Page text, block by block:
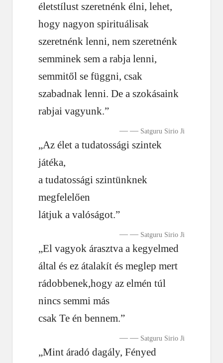
életstílust szeretnénk élni, lehet,
hogy nagyon spirituálisak
szeretnénk lenni, nem szeretnénk
semminek sem a rabja lenni,
semmitől se függni, csak
szabadnak lenni. De a szokásaink
rabjai vagyunk.”
— Satguru Sirio Ji
„Az élet a tudatossági szintek
játéka,
a tudatossági szintünknek
megfelelően
látjuk a valóságot.”
— Satguru Sirio Ji
„El vagyok árasztva a kegyelmed
által és ez átalakít és meglep mert
rádobbenek,hogy az elmén túl
nincs semmi más
csak Te én bennem.”
— Satguru Sirio Ji
„Mint áradó dagály, Fényed